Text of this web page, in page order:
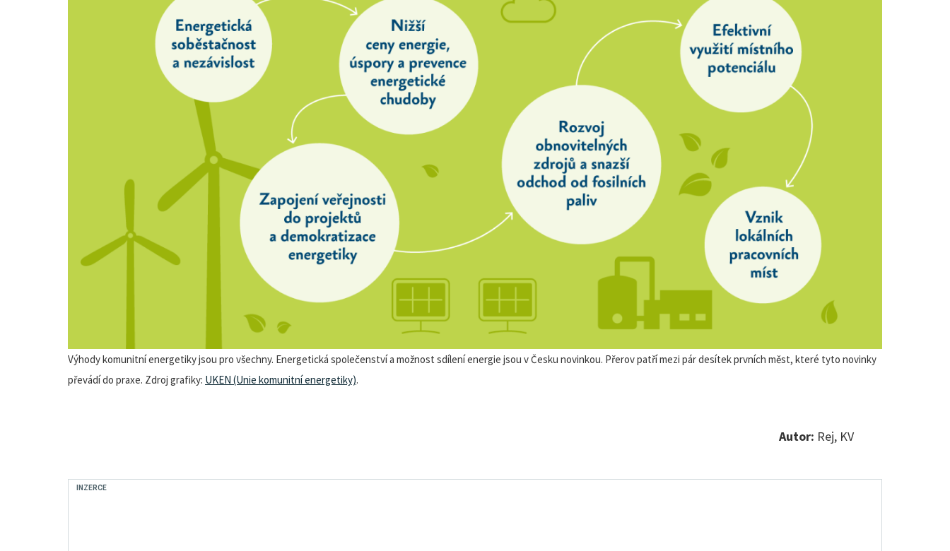
Výhody komunitní energetiky jsou pro všechny. Energetická společenství a možnost sdílení energie jsou v Česku novinkou. Přerov patří mezi pár desítek prvních měst, které tyto novinky
převádí do praxe. Zdroj grafiky: UKEN (Unie komunitní energetiky).
Autor: Rej, KV
INZERCE